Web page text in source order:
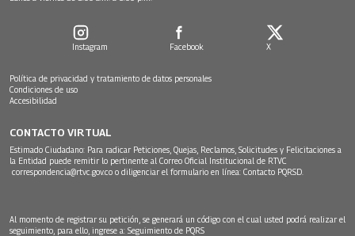
Instagram Facebook X
Política de privacidad y tratamiento de datos personales
Condiciones de uso
Accesibilidad
CONTACTO VIRTUAL
Estimado Ciudadano: Para radicar Peticiones, Quejas, Reclamos, Solicitudes y Felicitaciones a
la Entidad puede remitir lo pertinente al Correo Oficial Institucional de RTVC
correspondencia@rtvc.gov.co o diligenciar el formulario en línea: Contacto PQRSD.
Al momento de registrar su petición, se generará un código con el cual usted podrá realizar el
seguimiento, para ello, ingrese a: Seguimiento de PQRS